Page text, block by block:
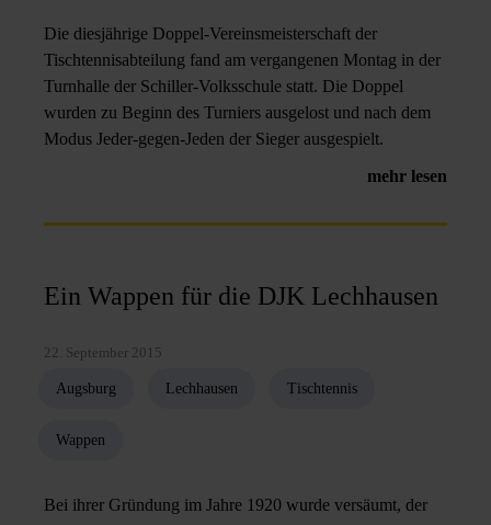
Die diesjährige Doppel-Vereinsmeisterschaft der
Tischtennisabteilung fand am vergangenen Montag in der
Turnhalle der Schiller-Volksschule statt. Die Doppel
wurden zu Beginn des Turniers ausgelost und nach dem
Modus Jeder-gegen-Jeden der Sieger ausgespielt.
mehr lesen
Ein Wappen für die DJK Lechhausen
22. September 2015
Augsburg Lechhausen Tischtennis
Wappen
Bei ihrer Gründung im Jahre 1920 wurde versäumt, der